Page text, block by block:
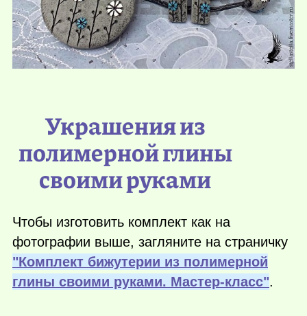
Украшения из
полимерной глины
своими руками
Чтобы изготовить комплект как на
фотографии выше, загляните на страничку
"Комплект бижутерии из полимерной
глины своими руками. Мастер-класс".